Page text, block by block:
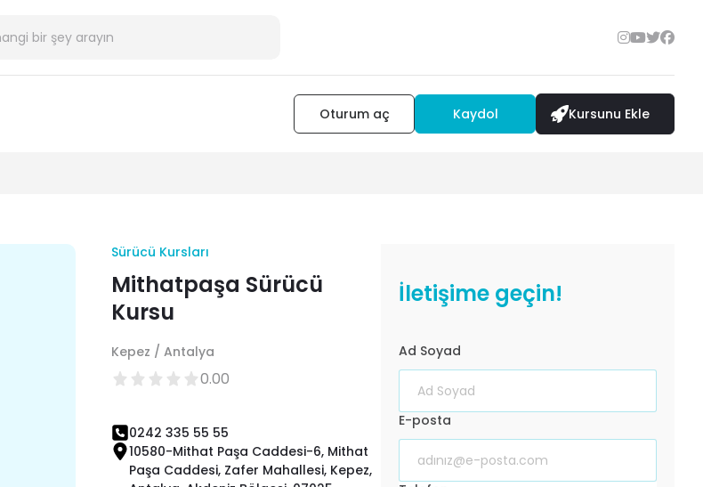
Oturum aç Kaydol Kursunu Ekle
Sürücü Kursları
Mithatpaşa Sürücü
Kursu
Kepez / Antalya
0.00
0242 335 55 55
10580-Mithat Paşa Caddesi-6, Mithat
Paşa Caddesi, Zafer Mahallesi, Kepez,
İletişime geçin!
Ad Soyad
E-posta